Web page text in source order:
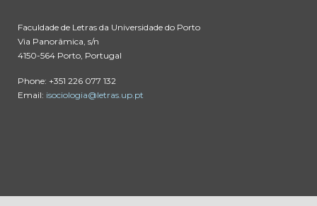
Faculdade de Letras da Universidade do Porto
Via Panorâmica, s/n
4150-564 Porto, Portugal
Phone: +351 226 077 132
Email: isociologia@letras.up.pt